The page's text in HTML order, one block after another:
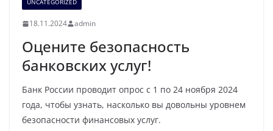
UNCATEGORIZED
18.11.2024 admin
Оцените безопасность
банковских услуг!
Банк России проводит опрос с 1 по 24 ноября 2024
года, чтобы узнать, насколько вы довольны уровнем
безопасности финансовых услуг.